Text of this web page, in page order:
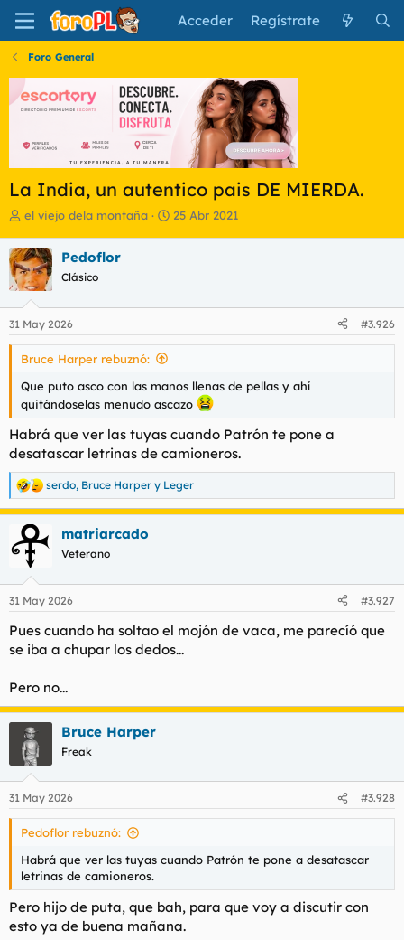
Acceder Regístrate
Foro General
La India, un autentico pais DE MIERDA.
I
i
c
i
a
d
o
r
d
l
t
m
a
el viejo dela montaña
F
e
n
i
o
25 Abr 2021
Pedoflor
Clásico
31 May 2026 #3.926
Bruce Harper rebuznó:
Que puto asco con las manos llenas de pellas y ahí
quitándoselas menudo ascazo
Habrá que ver las tuyas cuando Patrón te pone a
desatascar letrinas de camioneros.
R
e
a
c
e
:
serdo, Bruce Harper y Leger
matriarcado
Veterano
31 May 2026 #3.927
Pues cuando ha soltao el mojón de vaca, me parecíó que
se iba a chupar los dedos...
Pero no...
Bruce Harper
Freak
31 May 2026 #3.928
Pedoflor rebuznó:
Habrá que ver las tuyas cuando Patrón te pone a desatascar
letrinas de camioneros.
Pero hijo de puta, que bah, para que voy a discutir con
esto ya de buena mañana.